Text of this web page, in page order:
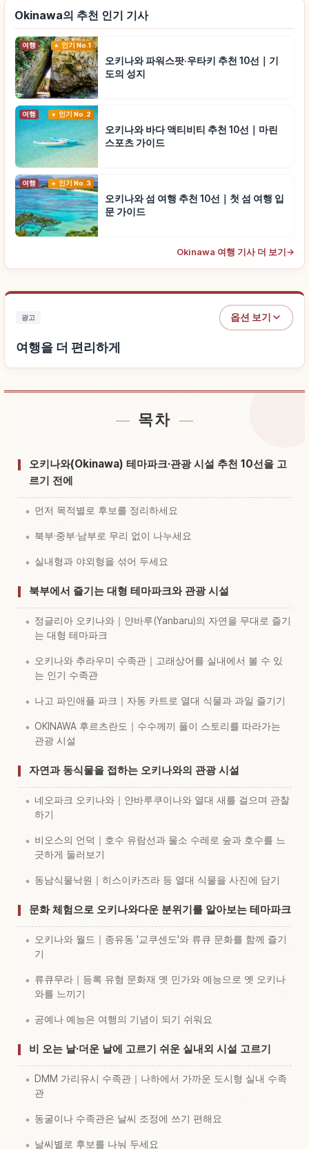
Okinawa의 추천 인기 기사
여행 인기 No.1
오키나와 파워스팟·우타키 추천 10선｜기
도의 성지
여행 인기 No.2
오키나와 바다 액티비티 추천 10선｜마린
스포츠 가이드
여행 인기 No.3
오키나와 섬 여행 추천 10선｜첫 섬 여행 입
문 가이드
Okinawa 여행 기사 더 보기 →
광고 옵션 보기
여행을 더 편리하게
숙소 찾기
체험 찾기↗
목차
오키나와(Okinawa) 테마파크·관광 시설 추천 10선을 고
르기 전에
먼저 목적별로 후보를 정리하세요
북부·중부·남부로 무리 없이 나누세요
실내형과 야외형을 섞어 두세요
북부에서 즐기는 대형 테마파크와 관광 시설
정글리아 오키나와｜얀바루(Yanbaru)의 자연을 무대로 즐기
는 대형 테마파크
오키나와 추라우미 수족관｜고래상어를 실내에서 볼 수 있
는 인기 수족관
나고 파인애플 파크｜자동 카트로 열대 식물과 과일 즐기기
OKINAWA 후르츠란도｜수수께끼 풀이 스토리를 따라가는
관광 시설
자연과 동식물을 접하는 오키나와의 관광 시설
네오파크 오키나와｜얀바루쿠이나와 열대 새를 걸으며 관찰
하기
비오스의 언덕｜호수 유람선과 물소 수레로 숲과 호수를 느
긋하게 둘러보기
동남식물낙원｜히스이카즈라 등 열대 식물을 사진에 담기
문화 체험으로 오키나와다운 분위기를 알아보는 테마파크
오키나와 월드｜종유동 '교쿠센도'와 류큐 문화를 함께 즐기
기
류큐무라｜등록 유형 문화재 옛 민가와 예능으로 옛 오키나
와를 느끼기
공예나 예능은 여행의 기념이 되기 쉬워요
비 오는 날·더운 날에 고르기 쉬운 실내외 시설 고르기
DMM 가리유시 수족관｜나하에서 가까운 도시형 실내 수족
관
동굴이나 수족관은 날씨 조정에 쓰기 편해요
날씨별로 후보를 나눠 두세요